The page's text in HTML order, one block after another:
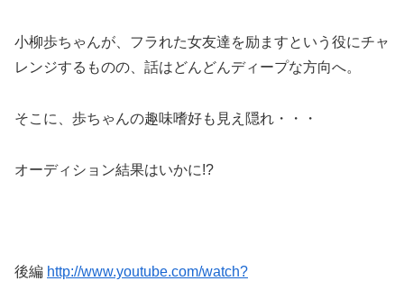
小柳歩ちゃんが、フラれた女友達を励ますという役にチャ
レンジするものの、話はどんどんディープな方向へ。
そこに、歩ちゃんの趣味嗜好も見え隠れ・・・
オーディション結果はいかに!?
後編 http://www.youtube.com/watch?